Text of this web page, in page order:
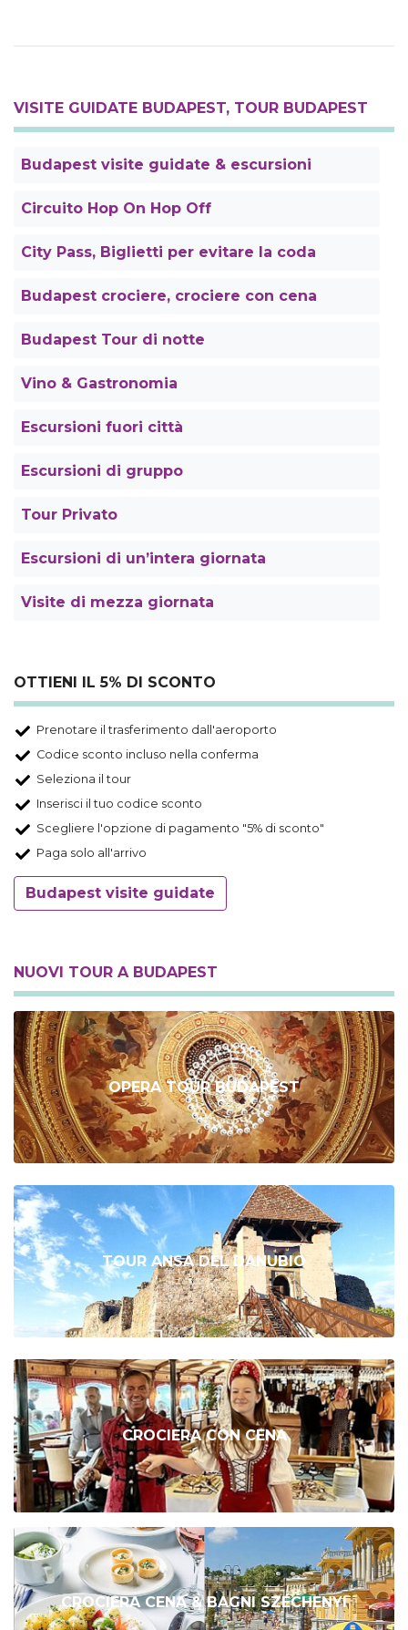
VISITE GUIDATE BUDAPEST, TOUR BUDAPEST
Budapest visite guidate & escursioni
Circuito Hop On Hop Off
City Pass, Biglietti per evitare la coda
Budapest crociere, crociere con cena
Budapest Tour di notte
Vino & Gastronomia
Escursioni fuori città
Escursioni di gruppo
Tour Privato
Escursioni di un’intera giornata
Visite di mezza giornata
OTTIENI IL 5% DI SCONTO
Prenotare il trasferimento dall'aeroporto
Codice sconto incluso nella conferma
Seleziona il tour
Inserisci il tuo codice sconto
Scegliere l'opzione di pagamento "5% di sconto"
Paga solo all'arrivo
Budapest visite guidate
NUOVI TOUR A BUDAPEST
OPERA TOUR BUDAPEST
TOUR ANSA DEL DANUBIO
CROCIERA CON CENA
CROCIERA CENA & BAGNI SZÉCHENYI